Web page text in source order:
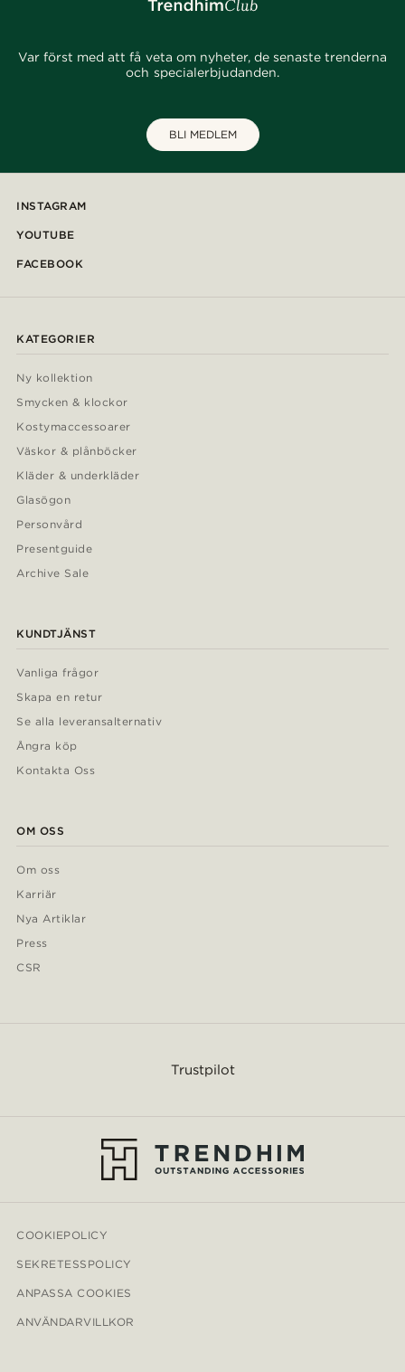
Var först med att få veta om nyheter, de senaste trenderna
och specialerbjudanden.
BLI MEDLEM
INSTAGRAM
YOUTUBE
FACEBOOK
KATEGORIER
Ny kollektion
Smycken & klockor
Kostymaccessoarer
Väskor & plånböcker
Kläder & underkläder
Glasögon
Personvård
Presentguide
Archive Sale
KUNDTJÄNST
Vanliga frågor
Skapa en retur
Se alla leveransalternativ
Ångra köp
Kontakta Oss
OM OSS
Om oss
Karriär
Nya Artiklar
Press
CSR
Trustpilot
COOKIEPOLICY
SEKRETESSPOLICY
ANPASSA COOKIES
ANVÄNDARVILLKOR